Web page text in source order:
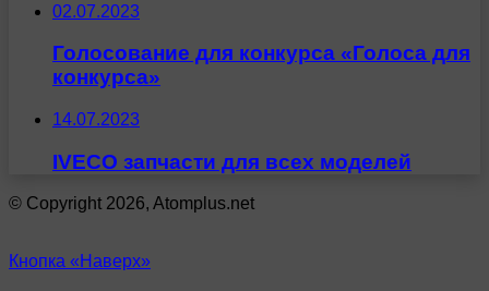
02.07.2023
Голосование для конкурса «Голоса для
конкурса»
14.07.2023
IVECO запчасти для всех моделей
© Copyright 2026, Atomplus.net
Кнопка «Наверх»